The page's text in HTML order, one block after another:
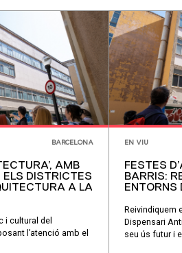
BARCELONA
AMB
DISTRICTES
A LA
i cultural del
l’atenció amb el
EN VIU
FESTES
BARRIS:
ENTORNS
Reivindiquem
Dispensari
seu ús futur i